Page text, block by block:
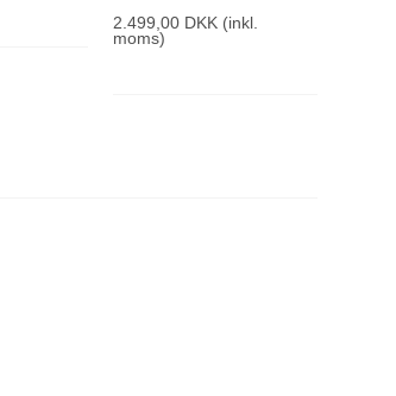
2.499,00 DKK(inkl.
moms)